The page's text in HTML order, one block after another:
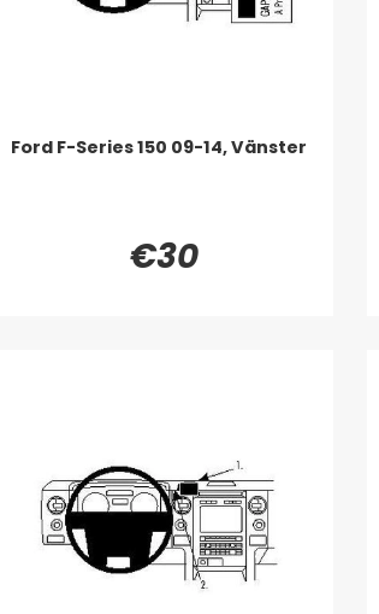
Ford F-Series 150 09-14, Vänster
€30